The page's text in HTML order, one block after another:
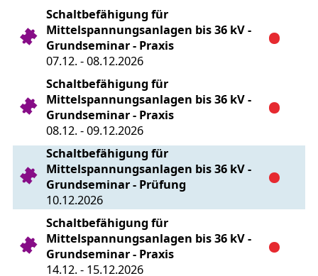
Schaltbefähigung für
Mittelspannungsanlagen bis 36 kV -
Grundseminar - Praxis
07.12. - 08.12.2026
Schaltbefähigung für
Mittelspannungsanlagen bis 36 kV -
Grundseminar - Praxis
08.12. - 09.12.2026
Schaltbefähigung für
Mittelspannungsanlagen bis 36 kV -
Grundseminar - Prüfung
10.12.2026
Schaltbefähigung für
Mittelspannungsanlagen bis 36 kV -
Grundseminar - Praxis
14.12. - 15.12.2026